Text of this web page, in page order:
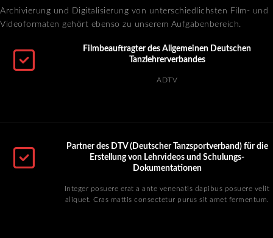
Archivierung und Digitalisierung von unterschiedlichsten Film- und
Videoformaten gehört ebenso zu unserem Aufgabenbereich.
Filmbeauftragter des Allgemeinen Deutschen
Tanzlehrerverbandes
ADTV
Partner des DTV (Deutscher Tanzsportverband) für die
Erstellung von Lehrvideos und Schulungs-
Dokumentationen
Integer posuere erat a ante venenatis dapibus posuere velit
aliquet. Cras mattis consectetur purus sit amet fermentum.